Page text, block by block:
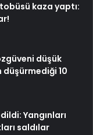
kaza yaptı:
düşük
düşürmediği 10
Yangınları
saldılar